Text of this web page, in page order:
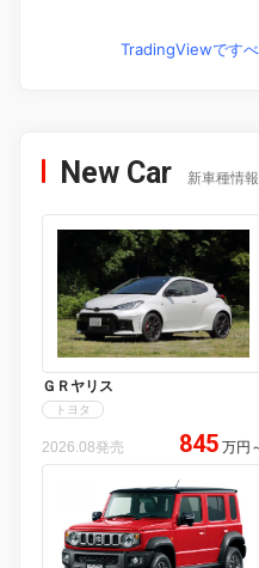
TradingViewです
New Car 新車種情報
ＧＲヤリス
トヨタ
2026.08発売 845 万円